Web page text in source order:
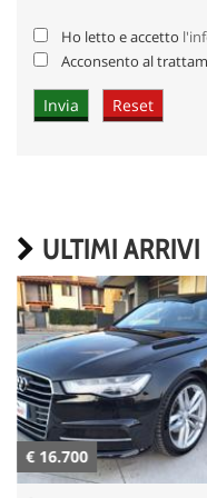
Ho letto e accetto
Acconsento al
ULTIMI ARRIVI
€ 16.700